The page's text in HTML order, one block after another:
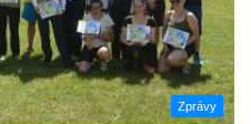
Zprávy